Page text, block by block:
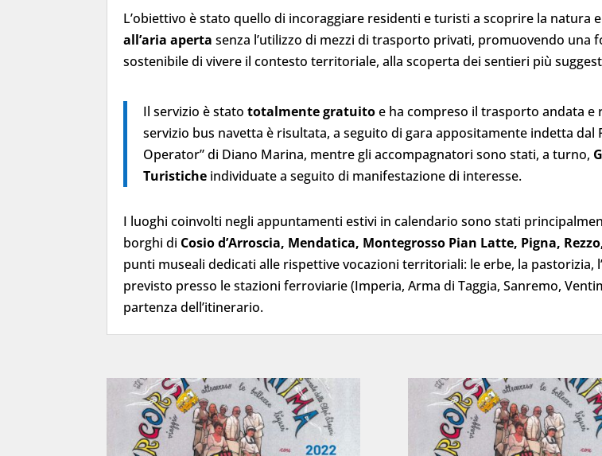
L’obiettivo è stato quello di incoraggiare residenti e turisti a scoprire la natura
all’aria aperta senza l’utilizzo di mezzi di trasporto privati, promuovendo una
sostenibile di vivere il contesto territoriale, alla scoperta dei sentieri più
Il servizio è stato totalmente gratuitoe ha compreso il trasporto andata e
servizio bus navetta è risultata, a seguito di gara appositamente indetta dal
Operator” di Diano Marina, mentre gli accompagnatori sono stati, a turno,
Turistiche individuate a seguito di manifestazione di interesse.
I luoghi coinvolti negli appuntamenti estivi in calendario sono stati
borghi di Cosio d’Arroscia, Mendatica, Montegrosso Pian Latte, Pigna,
punti museali dedicati alle rispettive vocazioni territoriali: le erbe, la pastorizia,
previsto presso le stazioni ferroviarie (Imperia, Arma di Taggia, Sanremo,
partenza dell’itinerario.